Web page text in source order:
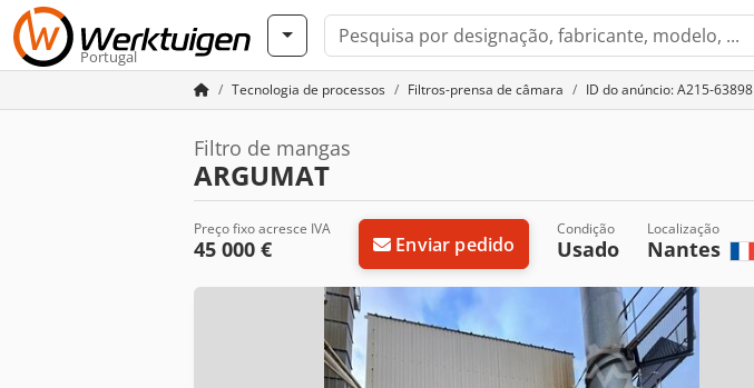
Portugal
Tecnologia de processos Filtros-prensa de câmara ID do anúncio: A215-63898
Filtro de mangas
ARGUMAT
Preço fixo acresce IVA
45 000 € Enviar pedido
Condição
Usado
Localização
Nantes